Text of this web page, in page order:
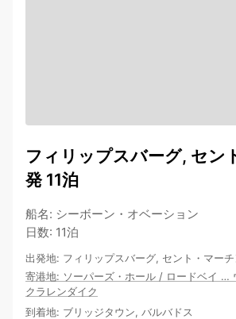
フィリップスバーグ, セン
発 11泊
船名: シーボーン・オベーション
日数: 11泊
出発地: フィリップスバーグ, セント・マーチ
寄港地: ソーパーズ・ホール / ロードベイ …
クラレンダイク
到着地: ブリッジタウン, バルバドス